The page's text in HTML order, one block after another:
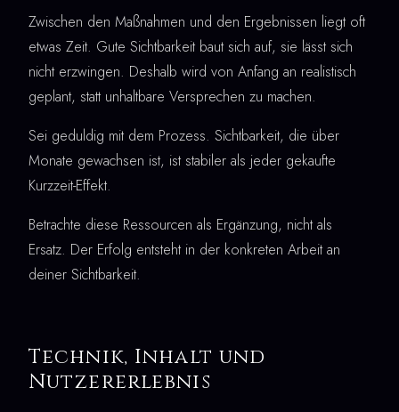
Zwischen den Maßnahmen und den Ergebnissen liegt oft
etwas Zeit. Gute Sichtbarkeit baut sich auf, sie lässt sich
nicht erzwingen. Deshalb wird von Anfang an realistisch
geplant, statt unhaltbare Versprechen zu machen.
Sei geduldig mit dem Prozess. Sichtbarkeit, die über
Monate gewachsen ist, ist stabiler als jeder gekaufte
Kurzzeit-Effekt.
Betrachte diese Ressourcen als Ergänzung, nicht als
Ersatz. Der Erfolg entsteht in der konkreten Arbeit an
deiner Sichtbarkeit.
Technik, Inhalt und
Nutzererlebnis